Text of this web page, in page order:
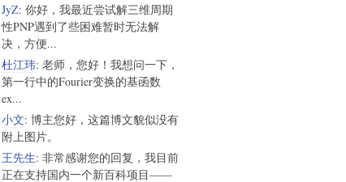
JyZ: 你好，我最近尝试解三维周期
性PNP遇到了些困难暂时无法解
决，方便...
杜江玮: 老师，您好！我想问一下，
第一行中的Fourier变换的基函数
ex...
小文: 博主您好，这篇博文貌似没有
附上图片。
王先生: 非常感谢您的回复，我目前
正在支持国内一个新百科项目——